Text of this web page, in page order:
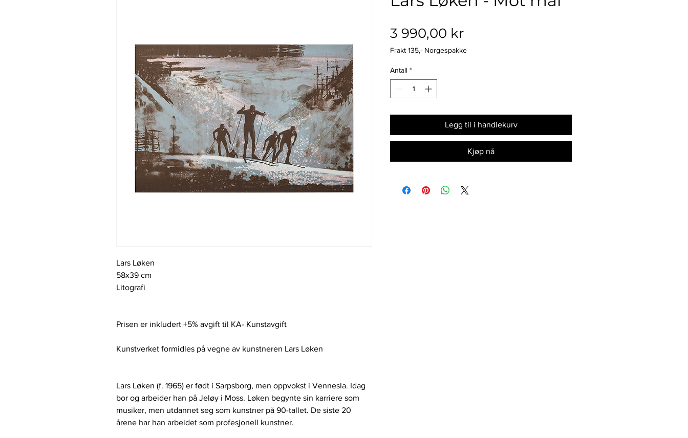
Lars Løken
58x39 cm
Litografi
Prisen er inkludert +5% avgift til KA- Kunstavgift
Kunstverket formidles på vegne av kunstneren Lars Løken
Lars Løken (f. 1965) er født i Sarpsborg, men oppvokst i Vennesla. Idag
bor og arbeider han på Jeløy i Moss. Løken begynte sin karriere som
musiker, men utdannet seg som kunstner på 90-tallet. De siste 20
årene har han arbeidet som profesjonell kunstner.
3 990,00 krPris
Frakt 135,- Norgespakke
Antall *
Legg til i handlekurv
Kjøp nå